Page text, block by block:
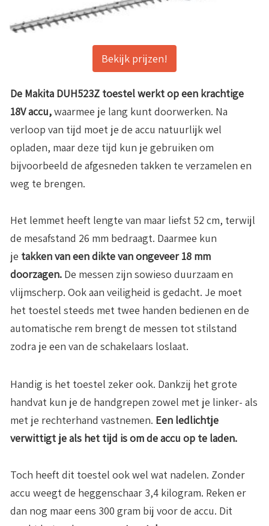
Bekijk prijzen!
De Makita DUH523Z toestel werkt op een krachtige
18V accu,waarmee je lang kunt doorwerken. Na
verloop van tijd moet je de accu natuurlijk wel
opladen, maar deze tijd kun je gebruiken om
bijvoorbeeld de afgesneden takken te verzamelen en
weg te brengen.
Het lemmet heeft lengte van maar liefst 52 cm, terwijl
de mesafstand 26 mm bedraagt. Daarmee kun
je takken van een dikte van ongeveer 18 mm
doorzagen. De messen zijn sowieso duurzaam en
vlijmscherp. Ook aan veiligheid is gedacht. Je moet
het toestel steeds met twee handen bedienen en de
automatische rem brengt de messen tot stilstand
zodra je een van de schakelaars loslaat.
Handig is het toestel zeker ook. Dankzij het grote
handvat kun je de handgrepen zowel met je linker- als
met je rechterhand vastnemen. Een ledlichtje
verwittigt je als het tijd is om de accu op te laden.
Toch heeft dit toestel ook wel wat nadelen. Zonder
accu weegt de heggenschaar 3,4 kilogram. Reken er
dan nog maar eens 300 gram bij voor de accu. Dit